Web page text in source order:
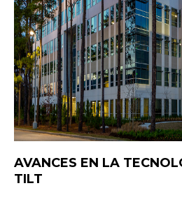
AVANCES EN LA
TILT